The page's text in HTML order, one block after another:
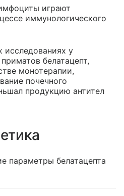
играют
иммунологического
исследованиях у
белатацепт,
монотерапии,
почечного
продукцию антител
параметры белатацепта